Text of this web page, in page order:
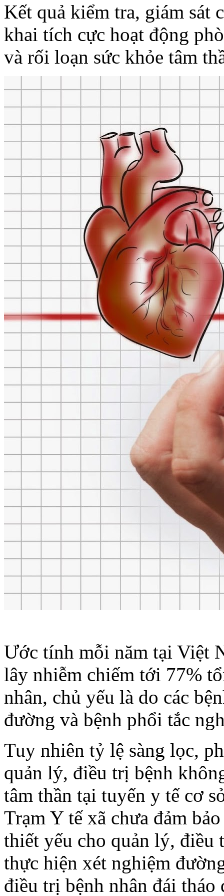
Kết quả kiểm tra, giám sát
khai tích cực hoạt động
và rối loạn sức khỏe tâm
Ước tính mỗi năm tại Việt
lây nhiễm chiếm tới 77%
nhân, chủ yếu là do các
đường và bệnh phổi tắc
Tuy nhiên tỷ lệ sàng lọc,
quản lý, điều trị bệnh
tâm thần tại tuyến y tế cơ
Trạm Y tế xã chưa đảm
thiết yếu cho quản lý, điều
thực hiện xét nghiệm
điều trị bệnh nhân đái